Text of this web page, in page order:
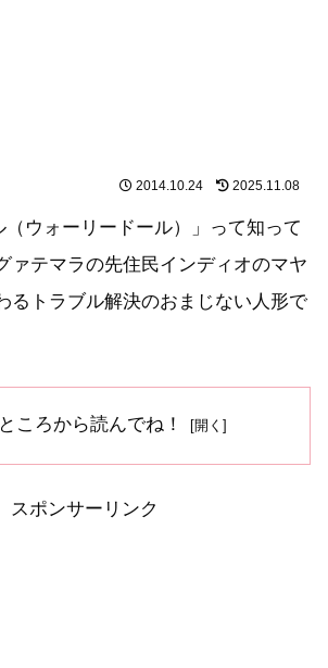
2014.10.24 2025.11.08
（ウォーリードール）」って知って
ァテマラの先住民インディオのマヤ
るトラブル解決のおまじない人形で
ころから読んでね！
スポンサーリンク